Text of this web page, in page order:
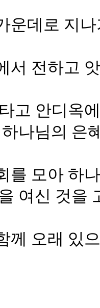
운데로 지
서 전하고
고 안디옥
나님의 은
를 모아 하
여신 것을
께 오래 있